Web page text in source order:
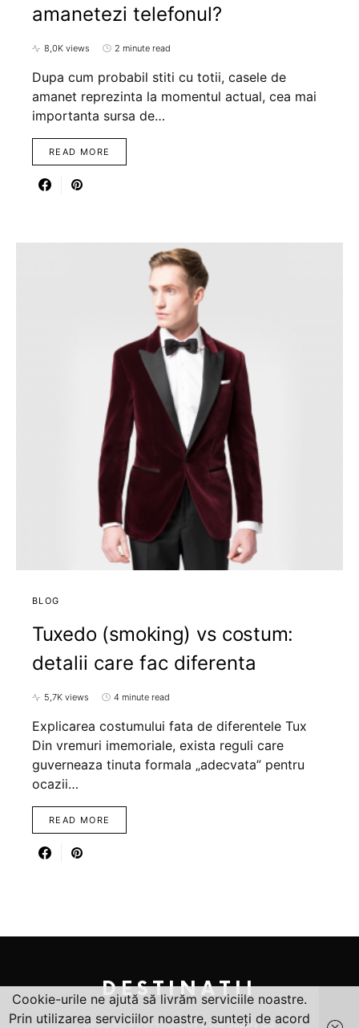
amanetezi telefonul?
8,0K views 2 minute read
Dupa cum probabil stiti cu totii, casele de
amanet reprezinta la momentul actual, cea mai
importanta sursa de…
READ MORE
BLOG
Tuxedo (smoking) vs costum:
detalii care fac diferenta
5,7K views 4 minute read
Explicarea costumului fata de diferentele Tux
Din vremuri imemoriale, exista reguli care
guverneaza tinuta formala „adecvata” pentru
ocazii…
READ MORE
DESTINATII
Designed & Developed byCode Supply Co.
Cookie-urile ne ajută să livrăm serviciile noastre.
Prin utilizarea serviciilor noastre, sunteți de acord